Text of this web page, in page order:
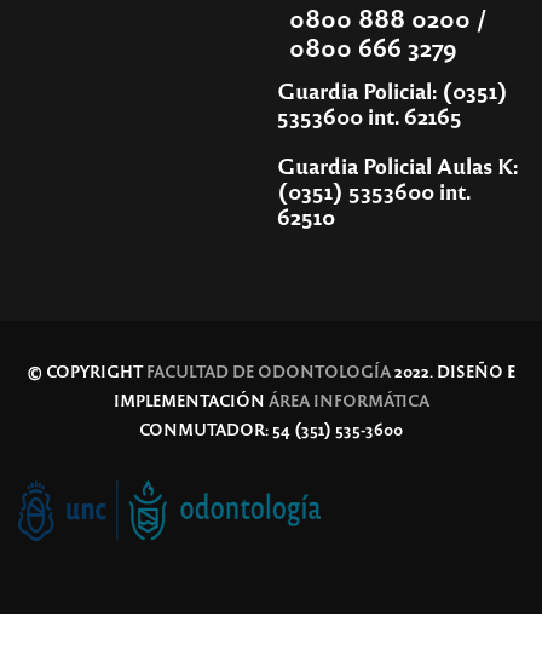
0800 888 0200 /
0800 666 3279
Guardia Policial: (0351)
5353600 int. 62165
Guardia Policial Aulas K:
(0351) 5353600 int.
62510
© COPYRIGHTFACULTAD DE ODONTOLOGÍA2022. DISEÑO E
IMPLEMENTACIÓN ÁREA INFORMÁTICA
CONMUTADOR: 54 (351) 535-3600